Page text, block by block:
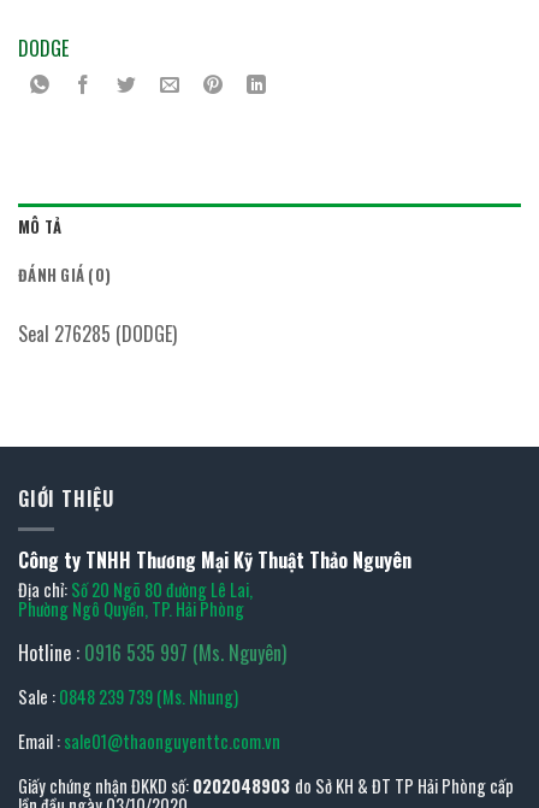
DODGE
MÔ TẢ
ĐÁNH GIÁ (0)
Seal 276285 (DODGE)
GIỚI THIỆU
Công ty TNHH Thương Mại Kỹ Thuật Thảo Nguyên
Địa chỉ:Số 20 Ngõ 80 đường Lê Lai,
Phường Ngô Quyền, TP. Hải Phòng
Hotline : 0916 535 997 (Ms. Nguyên)
Sale :0848 239 739 (Ms. Nhung)
Email :sale01@thaonguyenttc.com.vn
Giấy chứng nhận ĐKKD số:0202048903 do Sở KH & ĐT TP Hải Phòng cấp